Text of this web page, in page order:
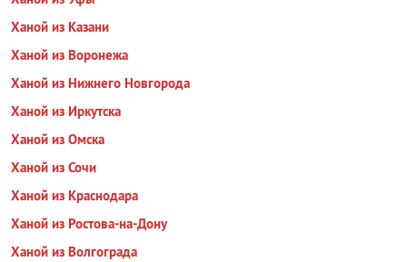
Ханой из Казани
Ханой из Воронежа
Ханой из Нижнего Новгорода
Ханой из Иркутска
Ханой из Омска
Ханой из Сочи
Ханой из Краснодара
Ханой из Ростова-на-Дону
Ханой из Волгограда